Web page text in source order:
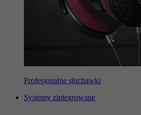
Profesjonalne słuchawki
Systemy zintegrowane